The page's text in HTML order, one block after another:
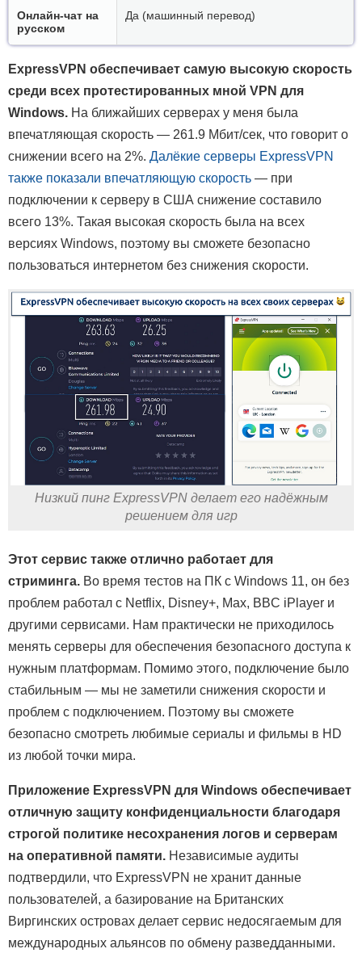
Онлайн-чат на
русском
Да (машинный перевод)
ExpressVPN обеспечивает самую высокую скорость
среди всех протестированных мной VPN для
Windows. На ближайших серверах у меня была
впечатляющая скорость — 261.9 Мбит/сек, что говорит о
снижении всего на 2%. Далёкие серверы ExpressVPN
также показали впечатляющую скорость — при
подключении к серверу в США снижение составило
всего 13%. Такая высокая скорость была на всех
версиях Windows, поэтому вы сможете безопасно
пользоваться интернетом без снижения скорости.
Низкий пинг ExpressVPN делает его надёжным
решением для игр
Этот сервис также отлично работает для
стриминга. Во время тестов на ПК с Windows 11, он без
проблем работал с Netflix, Disney+, Max, BBC iPlayer и
другими сервисами. Нам практически не приходилось
менять серверы для обеспечения безопасного доступа к
нужным платформам. Помимо этого, подключение было
стабильным — мы не заметили снижения скорости и
проблем с подключением. Поэтому вы сможете
безопасно смотреть любимые сериалы и фильмы в HD
из любой точки мира.
Приложение ExpressVPN для Windows обеспечивает
отличную защиту конфиденциальности благодаря
строгой политике несохранения логов и серверам
на оперативной памяти. Независимые аудиты
подтвердили, что ExpressVPN не хранит данные
пользователей, а базирование на Британских
Виргинских островах делает сервис недосягаемым для
международных альянсов по обмену разведданными.